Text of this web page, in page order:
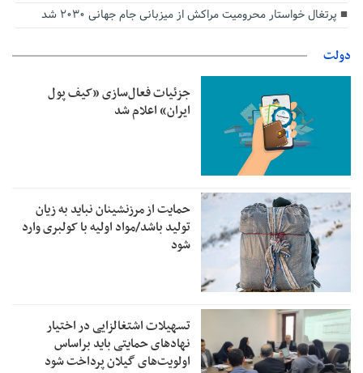
پرتغال خواستار محرومیت مراکش از میزبانی جام جهانی ۲۰۳۰ شد
دولت
جزئیات فعال‌سازی «کیف پول
ایران» اعلام شد
حمایت از مرزنشینان نباید به زیان
تولید باشد/مواد اولیه با کولبری وارد
شود
تسهیلات اشتغالزایی در اختیار
نهادهای حمایتی باید براساس
اولویت‌های گیلان پرداخت شود